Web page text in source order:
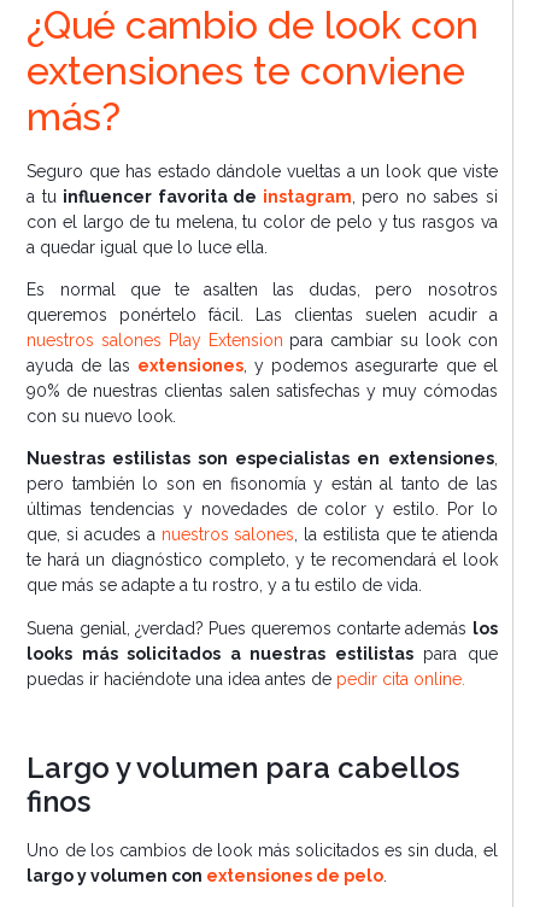
¿Qué cambio de look con
extensiones te conviene
más?
Seguro que has estado dándole vueltas a un look que viste
a tu influencer favorita de instagram , pero no sabes si
con el largo de tu melena, tu color de pelo y tus rasgos va
a quedar igual que lo luce ella.
Es normal que te asalten las dudas, pero nosotros
queremos ponértelo fácil. Las clientas suelen acudir a
nuestros salones Play Extension para cambiar su look con
ayuda de las extensiones , y podemos asegurarte que el
90% de nuestras clientas salen satisfechas y muy cómodas
con su nuevo look.
Nuestras estilistas son especialistas en extensiones,
pero también lo son en fisonomía y están al tanto de las
últimas tendencias y novedades de color y estilo. Por lo
que, si acudes a nuestros salones, la estilista que te atienda
te hará un diagnóstico completo, y te recomendará el look
que más se adapte a tu rostro, y a tu estilo de vida.
Suena genial, ¿verdad? Pues queremos contarte además los
looks más solicitados a nuestras estilistaspara que
puedas ir haciéndote una idea antes de pedir cita online.
Largo y volumen para cabellos
finos
Uno de los cambios de look más solicitados es sin duda, el
largo y volumen con extensiones de pelo.